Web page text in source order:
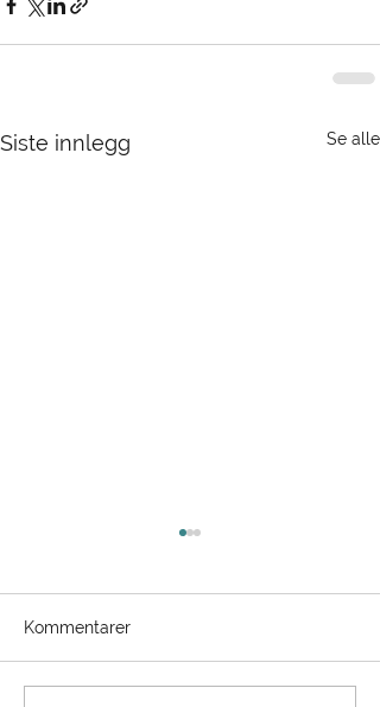
Siste innlegg Se alle
Kommentarer